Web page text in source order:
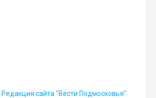
Редакция сайта "Вести Подмосковья"